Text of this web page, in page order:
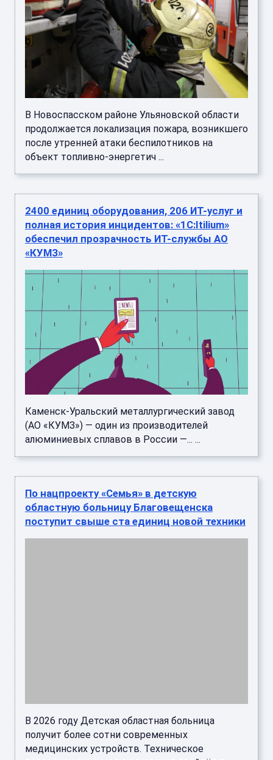
продолжается локализация пожара, возникшего
после утренней атаки беспилотников на
объект топливно-энергетич ...
полная история инцидентов: «1С:Itilium»
обеспечил прозрачность ИТ-службы АО
«КУМЗ»
(АО «КУМЗ») — один из производителей
алюминиевых сплавов в России —... ...
областную больницу Благовещенска
поступит свыше ста единиц новой техники
получит более сотни современных
медицинских устройств. Техническое
переоснащение медучреждения пройдёт в